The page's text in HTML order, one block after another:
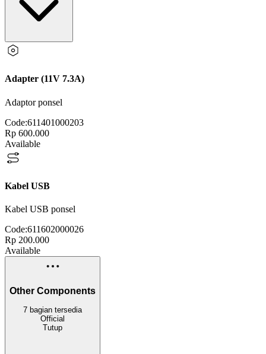
Adapter (11V 7.3A)
Adaptor ponsel
Code:611401000203
Rp 600.000
Available
Kabel USB
Kabel USB ponsel
Code:611602000026
Rp 200.000
Available
Other Components
7 bagian tersedia
Official
Tutup